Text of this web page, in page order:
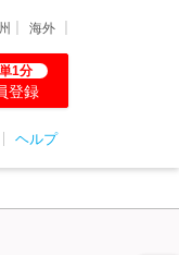
海外
1分
登録
ヘルプ